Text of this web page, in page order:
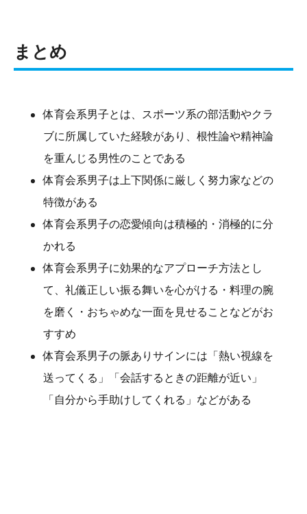
まとめ
体育会系男子とは、スポーツ系の部活動やクラ
ブに所属していた経験があり、根性論や精神論
を重んじる男性のことである
体育会系男子は上下関係に厳しく努力家などの
特徴がある
体育会系男子の恋愛傾向は積極的・消極的に分
かれる
体育会系男子に効果的なアプローチ方法とし
て、礼儀正しい振る舞いを心がける・料理の腕
を磨く・おちゃめな一面を見せることなどがお
すすめ
体育会系男子の脈ありサインには「熱い視線を
送ってくる」「会話するときの距離が近い」
「自分から手助けしてくれる」などがある